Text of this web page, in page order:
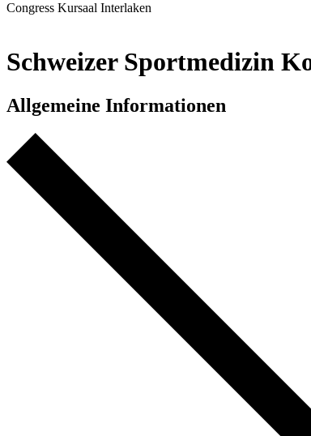
Congress Kursaal Interlaken
Schweizer Sportmedizin
Allgemeine Informationen